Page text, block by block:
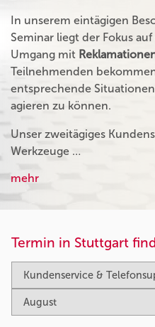
In unserem eintägigen
Seminar liegt der Fokus
Umgang mit
Teilnehmenden
entsprechende
agieren zu können.
Unser zweitägiges
Werkzeuge …
mehr
Termin in Stuttgart